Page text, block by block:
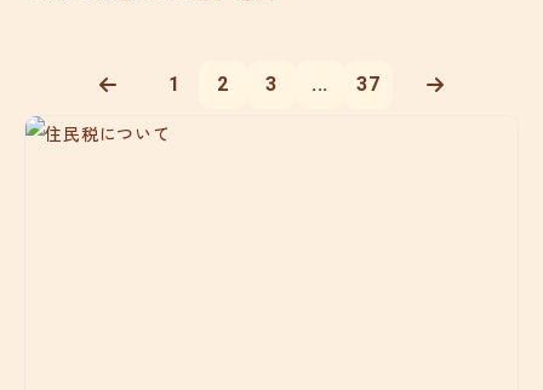
1 2 3 ... 37